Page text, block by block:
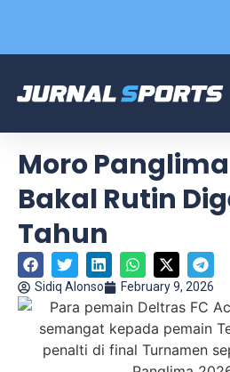
Moro
Bakal Rutin
Tahun
Sidiq Alonso February 9, 2026